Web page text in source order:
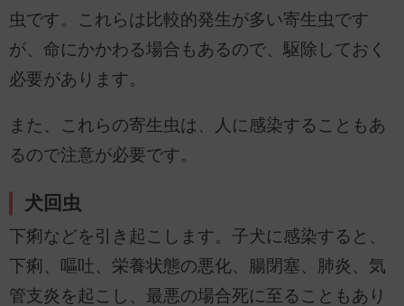
虫です。これらは比較的発生が多い寄生虫です
が、命にかかわる場合もあるので、駆除しておく
必要があります。
また、これらの寄生虫は、人に感染することもあ
るので注意が必要です。
犬回虫
下痢などを引き起こします。子犬に感染すると、
下痢、嘔吐、栄養状態の悪化、腸閉塞、肺炎、気
管支炎を起こし、最悪の場合死に至ることもあり